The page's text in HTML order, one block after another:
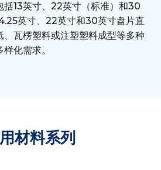
括13英寸、22英寸（标准）和30
英寸、22英寸和30英寸盘片直
瓦楞塑料或注塑塑料成型等多种
化需求。
材料系列